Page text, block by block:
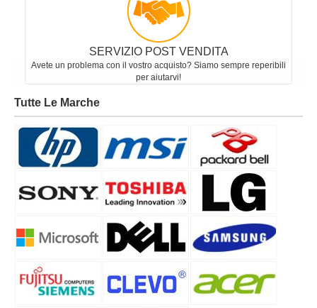
SERVIZIO POST VENDITA
Avete un problema con il vostro acquisto? Siamo sempre reperibili
per aiutarvi!
Tutte Le Marche